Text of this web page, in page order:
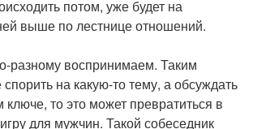
потом, уже будет на
выше по лестнице отношений.
разному воспринимаем. Таким
на какую-то тему, а обсуждать
ключе, то это может превратиться в
для мужчин. Такой собеседник